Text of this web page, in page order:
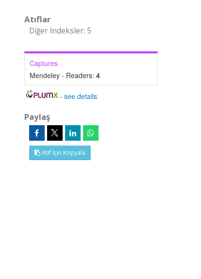
Atıflar
Diğer İndeksler: 5
Captures
Mendeley - Readers: 4
-see details
Paylaş
Atıf İçin Kopyala